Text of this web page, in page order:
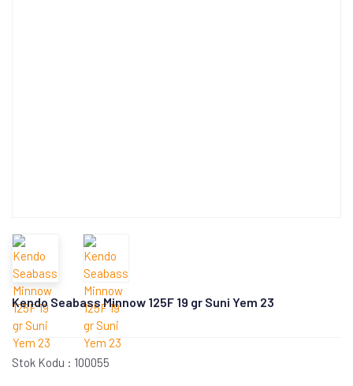
Kendo Seabass Minnow 125F 19 gr Suni Yem 23
Stok Kodu : 100055